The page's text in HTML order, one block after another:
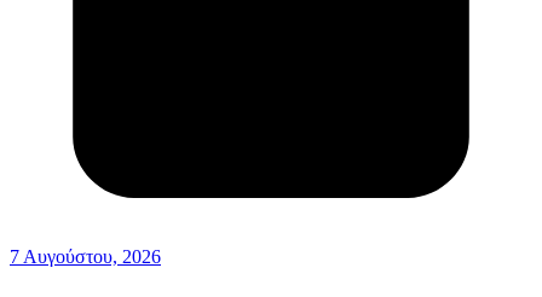
7 Αυγούστου, 2026